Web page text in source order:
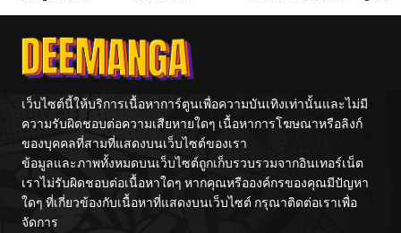
เว็บไซต์นี้ให้บริการเนื้อหาการ์ตูนเพื่อความบันเทิงเท่านั้นและไม่มี
ความรับผิดชอบต่อความเสียหายใดๆ เนื้อหาการโฆษณาหรือลิงก์
ของบุคคลที่สามที่แสดงบนเว็บไซต์ของเรา
ข้อมูลและภาพทั้งหมดบนเว็บไซต์ถูกเก็บรวบรวมจากอินเทอร์เน็ต
เราไม่รับผิดชอบต่อเนื้อหาใดๆ หากคุณหรือองค์กรของคุณมีปัญหา
ใดๆ ที่เกี่ยวข้องกับเนื้อหาที่แสดงบนเว็บไซต์ กรุณาติดต่อเราเพื่อ
จัดการ